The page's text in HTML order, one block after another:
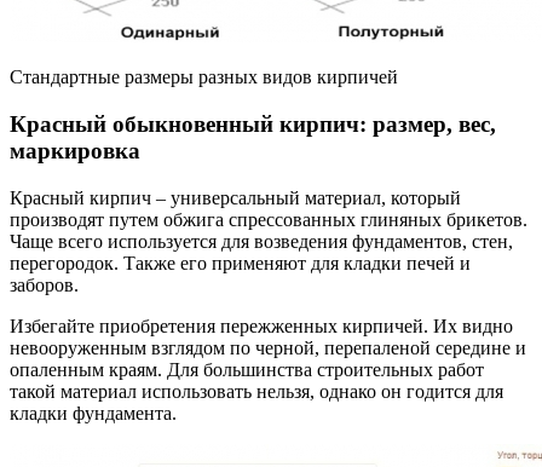
Стандартные размеры разных видов кирпичей
Красный обыкновенный кирпич: размер, вес,
маркировка
Красный кирпич – универсальный материал, который
производят путем обжига спрессованных глиняных брикетов.
Чаще всего используется для возведения фундаментов, стен,
перегородок. Также его применяют для кладки печей и
заборов.
Избегайте приобретения пережженных кирпичей. Их видно
невооруженным взглядом по черной, перепаленой середине и
опаленным краям. Для большинства строительных работ
такой материал использовать нельзя, однако он годится для
кладки фундамента.